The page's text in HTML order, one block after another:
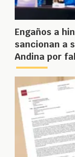
Engaños a
sancionan a
Andina por